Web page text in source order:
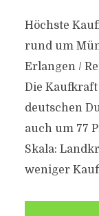
Höchste
rund um
Erlangen /
Die
deutschen
auch um 77
Skala:
weniger